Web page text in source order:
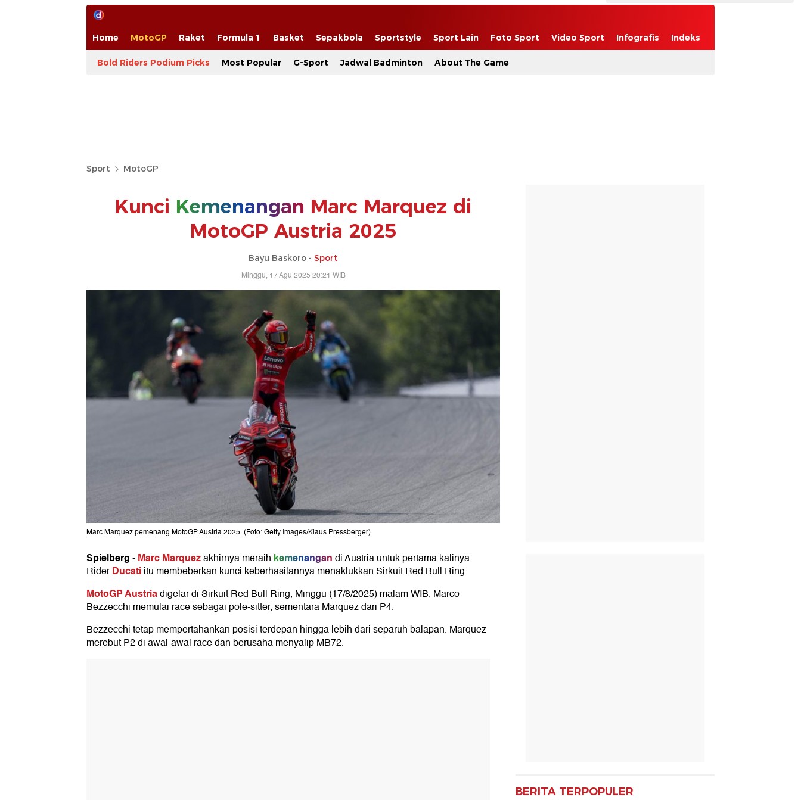
Home MotoGP Raket Formula 1 Basket Sepakbola Sportstyle Sport Lain Foto Sport Video Sport Infografis Indeks
Bold Riders Podium Picks Most Popular G-Sport Jadwal Badminton About The Game
Sport MotoGP
Kunci Kemenangan Marc Marquez di
MotoGP Austria 2025
Bayu Baskoro - Sport
Minggu, 17 Agu 2025 20:21 WIB
Marc Marquez pemenang MotoGP Austria 2025. (Foto: Getty Images/Klaus Pressberger)
Spielberg-Marc Marquezakhirnya meraih kemenangandi Austria untuk pertama kalinya.
RiderDucatiitu membeberkan kunci keberhasilannya menaklukkan Sirkuit Red Bull Ring.
MotoGP Austriadigelar di Sirkuit Red Bull Ring, Minggu (17/8/2025) malam WIB. Marco
Bezzecchi memulai race sebagai pole-sitter, sementara Marquez dari P4.
Bezzecchi tetap mempertahankan posisi terdepan hingga lebih dari separuh balapan. Marquez
merebut P2 di awal-awal race dan berusaha menyalip MB72.
BERITA TERPOPULER